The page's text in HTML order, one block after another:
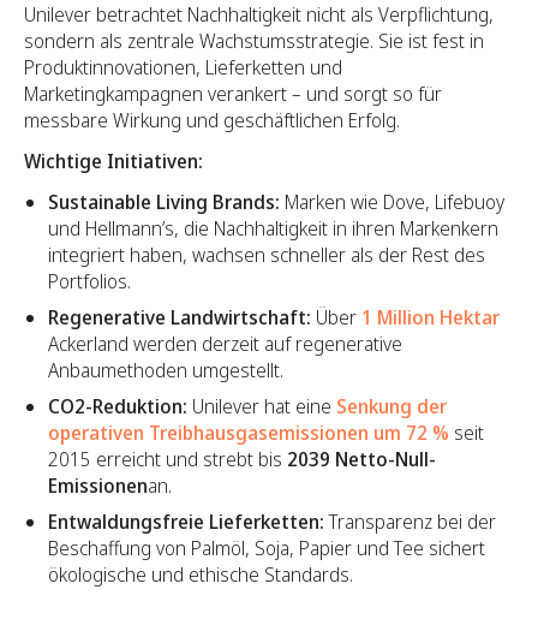
Unilever betrachtet Nachhaltigkeit nicht als Verpflichtung,
sondern als zentrale Wachstumsstrategie. Sie ist fest in
Produktinnovationen, Lieferketten und
Marketingkampagnen verankert – und sorgt so für
messbare Wirkung und geschäftlichen Erfolg.
Wichtige Initiativen:
Sustainable Living Brands: Marken wie Dove, Lifebuoy
und Hellmann’s, die Nachhaltigkeit in ihren Markenkern
integriert haben, wachsen schneller als der Rest des
Portfolios.
Regenerative Landwirtschaft: Über 1 Million Hektar
Ackerland werden derzeit auf regenerative
Anbaumethoden umgestellt.
CO2-Reduktion: Unilever hat eine Senkung der
operativen Treibhausgasemissionen um 72 % seit
2015 erreicht und strebt bis 2039 Netto-Null-
Emissionenan.
Entwaldungsfreie Lieferketten:Transparenz bei der
Beschaffung von Palmöl, Soja, Papier und Tee sichert
ökologische und ethische Standards.